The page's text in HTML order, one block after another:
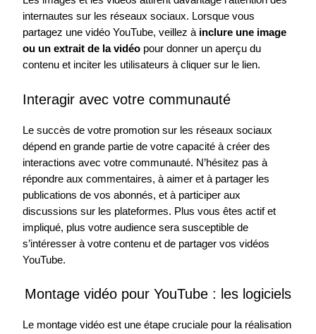
internautes sur les réseaux sociaux. Lorsque vous
partagez une vidéo YouTube, veillez à inclure une image
ou un extrait de la vidéo pour donner un aperçu du
contenu et inciter les utilisateurs à cliquer sur le lien.
Interagir avec votre communauté
Le succès de votre promotion sur les réseaux sociaux
dépend en grande partie de votre capacité à créer des
interactions avec votre communauté. N’hésitez pas à
répondre aux commentaires, à aimer et à partager les
publications de vos abonnés, et à participer aux
discussions sur les plateformes. Plus vous êtes actif et
impliqué, plus votre audience sera susceptible de
s’intéresser à votre contenu et de partager vos vidéos
YouTube.
Montage vidéo pour YouTube : les logiciels
Le montage vidéo est une étape cruciale pour la réalisation